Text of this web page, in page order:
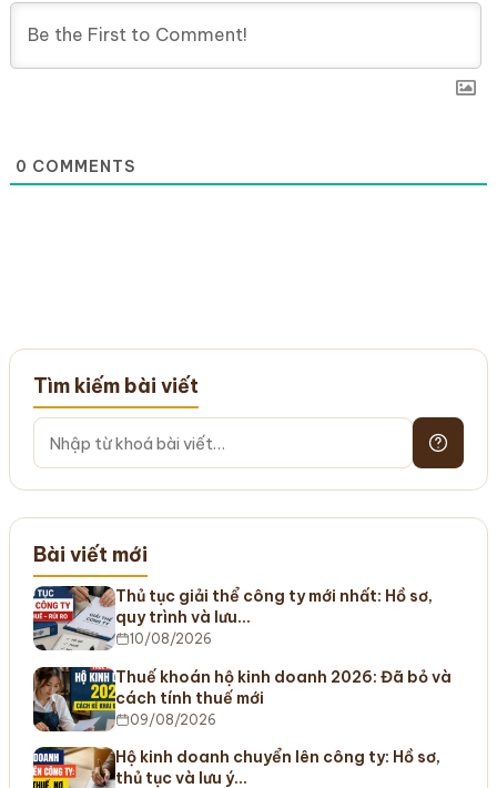
0 COMMENTS
Tìm kiếm bài viết
Bài viết mới
Thủ tục giải thể công ty mới nhất: Hồ sơ,
quy trình và lưu…
10/08/2026
Thuế khoán hộ kinh doanh 2026: Đã bỏ và
cách tính thuế mới
09/08/2026
Hộ kinh doanh chuyển lên công ty: Hồ sơ,
thủ tục và lưu ý…